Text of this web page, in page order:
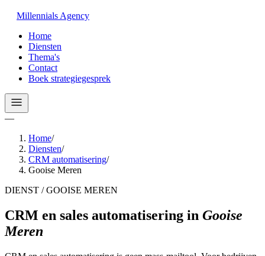
Millennials Agency
Home
Diensten
Thema's
Contact
Boek strategiegesprek
—
Home/
Diensten/
CRM automatisering/
Gooise Meren
DIENST / GOOISE MEREN
CRM en sales automatisering in Gooise
Meren